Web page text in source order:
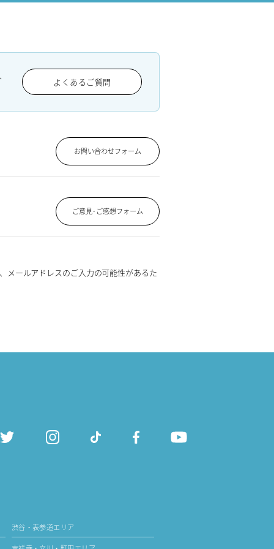
よくあるご質問
お問い合わせフォーム
ご意見･ご感想フォーム
メールアドレスのご入力の可能性があるた
渋谷・表参道エリア